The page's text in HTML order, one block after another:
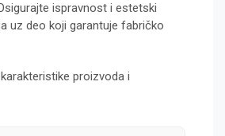
ispravnost i estetski
uz deo koji garantuje fabričko
proizvoda i